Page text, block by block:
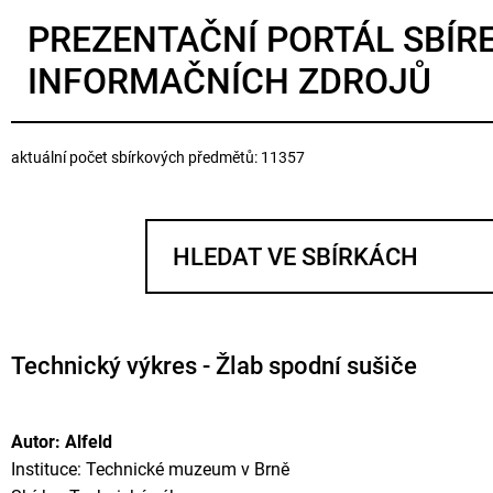
PREZENTAČNÍ PORTÁL
INFORMAČNÍCH ZDROJŮ
aktuální počet sbírkových předmětů: 11357
Technický výkres - Žlab spodní sušiče
Autor: Alfeld
Instituce: Technické muzeum v Brně